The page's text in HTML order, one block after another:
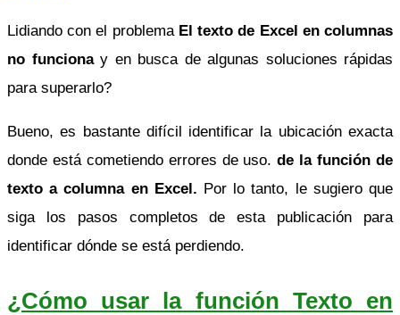
Lidiando con el problema El texto de Excel en columnas
no funciona y en busca de algunas soluciones rápidas
para superarlo?
Bueno, es bastante difícil identificar la ubicación exacta
donde está cometiendo errores de uso.de la función de
texto a columna en Excel. Por lo tanto, le sugiero que
siga los pasos completos de esta publicación para
identificar dónde se está perdiendo.
¿Cómo usar la función Texto en